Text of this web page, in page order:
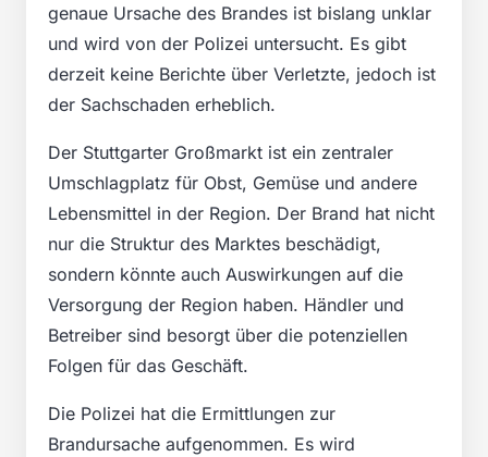
genaue Ursache des Brandes ist bislang unklar
und wird von der Polizei untersucht. Es gibt
derzeit keine Berichte über Verletzte, jedoch ist
der Sachschaden erheblich.
Der Stuttgarter Großmarkt ist ein zentraler
Umschlagplatz für Obst, Gemüse und andere
Lebensmittel in der Region. Der Brand hat nicht
nur die Struktur des Marktes beschädigt,
sondern könnte auch Auswirkungen auf die
Versorgung der Region haben. Händler und
Betreiber sind besorgt über die potenziellen
Folgen für das Geschäft.
Die Polizei hat die Ermittlungen zur
Brandursache aufgenommen. Es wird